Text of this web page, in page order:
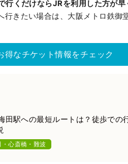
行くだけならJRを利用した方が早
きたい場合は、大阪メトロ鉄御
得なチケット情報をチェック
田駅への最短ルートは？徒歩での
・心斎橋・難波